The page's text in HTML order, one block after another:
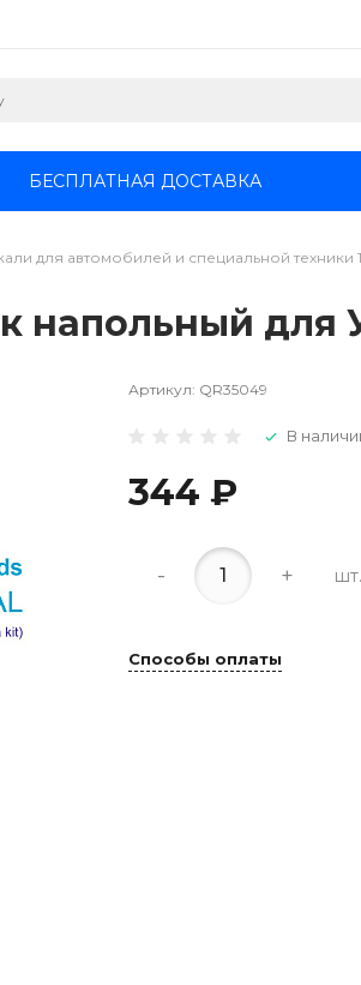
БЕСПЛАТНАЯ ДОСТАВКА
для автомобилей и специальной техники
напольный для
Артикул: QR35049
В
344 ₽
- + шт.
Способы оплаты